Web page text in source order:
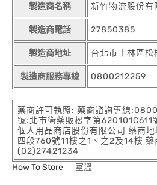
製造商名稱 新竹物流股份有
製造商電話 27850385
製造商地址 台北市士林區
製造商服務專線 0800212259
藥商許可執照: 藥商諮詢專線
號:北市衛藥販松字第620101C611
個人用品商店股份有限公司 藥商
四段760號11樓之1、之2及14樓
(02)27421234
How To Store
室溫